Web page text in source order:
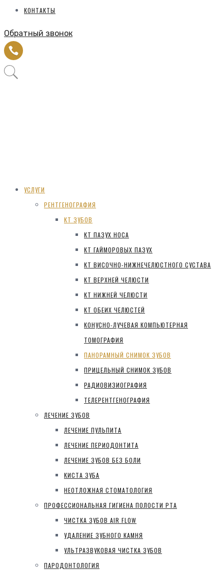
КОНТАКТЫ
Обратный звонок
УСЛУГИ
РЕНТГЕНОГРАФИЯ
КТ ЗУБОВ
КТ ПАЗУХ НОСА
КТ ГАЙМОРОВЫХ ПАЗУХ
КТ ВИСОЧНО-НИЖНЕЧЕЛЮСТНОГО СУСТАВА
КТ ВЕРХНЕЙ ЧЕЛЮСТИ
КТ НИЖНЕЙ ЧЕЛЮСТИ
КТ ОБЕИХ ЧЕЛЮСТЕЙ
КОНУСНО-ЛУЧЕВАЯ КОМПЬЮТЕРНАЯ
ТОМОГРАФИЯ
ПАНОРАМНЫЙ СНИМОК ЗУБОВ
ПРИЦЕЛЬНЫЙ СНИМОК ЗУБОВ
РАДИОВИЗИОГРАФИЯ
ТЕЛЕРЕНТГЕНОГРАФИЯ
ЛЕЧЕНИЕ ЗУБОВ
ЛЕЧЕНИЕ ПУЛЬПИТА
ЛЕЧЕНИЕ ПЕРИОДОНТИТА
ЛЕЧЕНИЕ ЗУБОВ БЕЗ БОЛИ
КИСТА ЗУБА
НЕОТЛОЖНАЯ СТОМАТОЛОГИЯ
ПРОФЕССИОНАЛЬНАЯ ГИГИЕНА ПОЛОСТИ РТА
ЧИСТКА ЗУБОВ AIR FLOW
УДАЛЕНИЕ ЗУБНОГО КАМНЯ
УЛЬТРАЗВУКОВАЯ ЧИСТКА ЗУБОВ
ПАРОДОНТОЛОГИЯ